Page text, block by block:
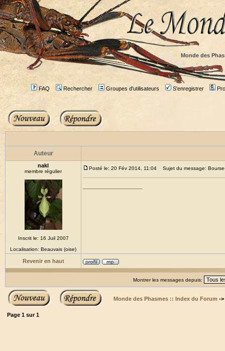
Monde des
FAQ Rechercher Groupes d'utilisateurs S'enregistrer
Auteur
nakl
membre régulier
Inscrit le: 16 Juil 2007
Localisation: Beauvais (oise)
Posté le: 20 Fév 2014, 11:04 Sujet du message:
Revenir en haut
Montrer les messages depuis:
Monde des Phasmes :: Index du Forum ->
Page 1 sur1